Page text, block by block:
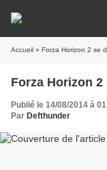
Accueil » Forza Horizon 2 se
Forza Horizon
Publié le 14/08/2014 à
Par Defthunder